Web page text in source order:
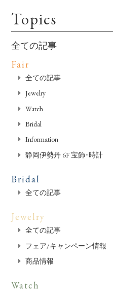
Topics
全ての記事
Fair
全ての記事
Jewelry
Watch
Bridal
Information
静岡伊勢丹 6F 宝飾･時計
Bridal
全ての記事
Jewelry
全ての記事
フェア/キャンペーン情報
商品情報
Watch